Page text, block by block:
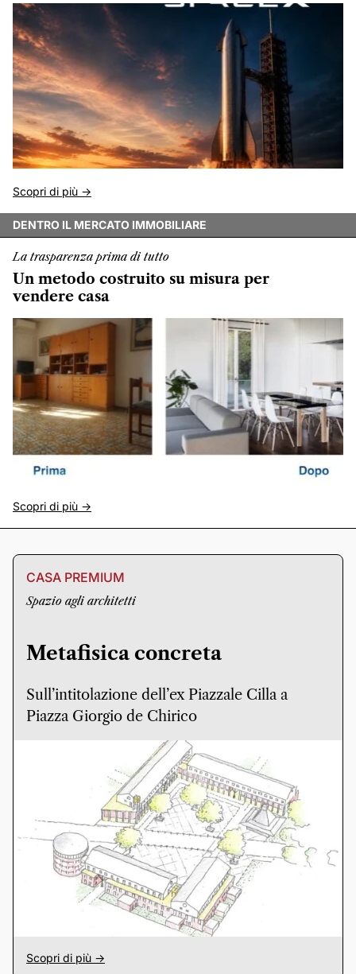
Scopri di più ->
DENTRO IL MERCATO IMMOBILIARE
La trasparenza prima di tutto
Un metodo costruito su misura per
vendere casa
Scopri di più ->
CASA PREMIUM
Spazio agli architetti
Metafisica concreta
Sull’intitolazione dell’ex Piazzale Cilla a
Piazza Giorgio de Chirico
Scopri di più ->